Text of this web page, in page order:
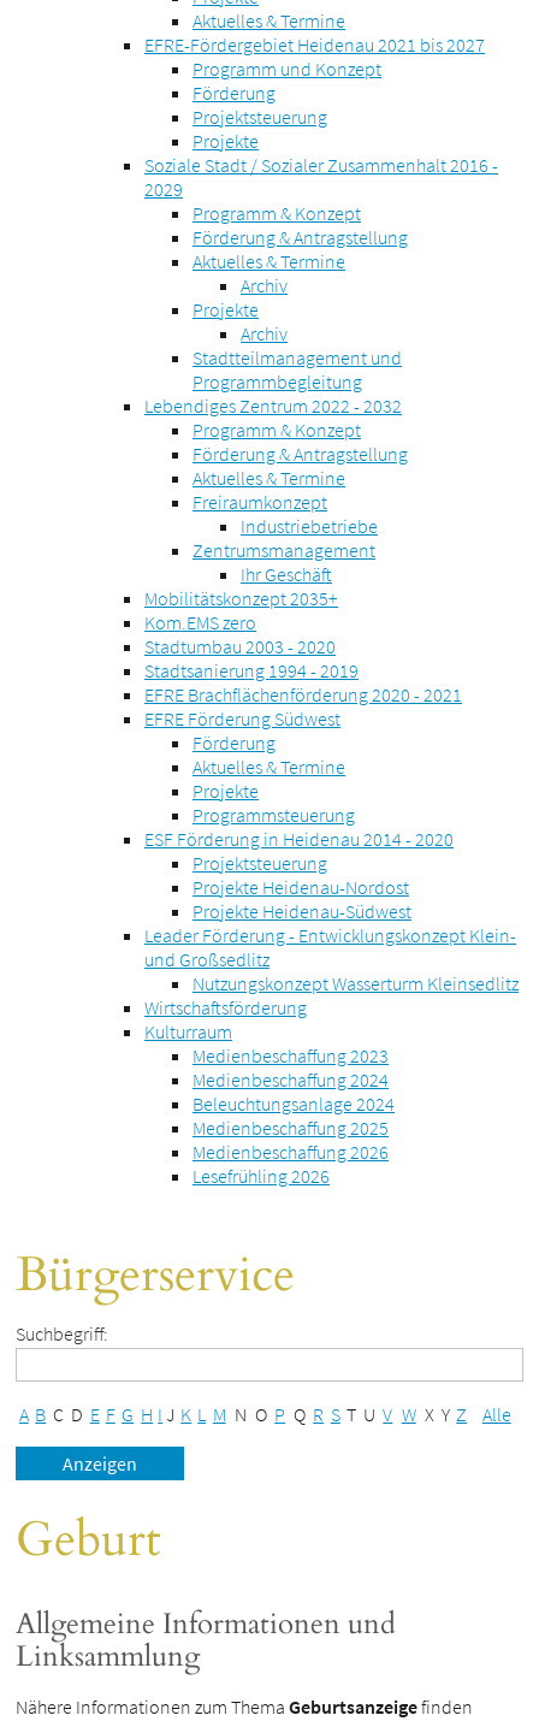
Aktuelles & Termine
EFRE-Fördergebiet Heidenau 2021 bis 2027
Programm und Konzept
Förderung
Projektsteuerung
Projekte
Soziale Stadt / Sozialer Zusammenhalt 2016 -
2029
Programm & Konzept
Förderung & Antragstellung
Aktuelles & Termine
Archiv
Projekte
Archiv
Stadtteilmanagement und
Programmbegleitung
Lebendiges Zentrum 2022 - 2032
Programm & Konzept
Förderung & Antragstellung
Aktuelles & Termine
Freiraumkonzept
Industriebetriebe
Zentrumsmanagement
Ihr Geschäft
Mobilitätskonzept 2035+
Kom.EMS zero
Stadtumbau 2003 - 2020
Stadtsanierung 1994 - 2019
EFRE Brachflächenförderung 2020 - 2021
EFRE Förderung Südwest
Förderung
Aktuelles & Termine
Projekte
Programmsteuerung
ESF Förderung in Heidenau 2014 - 2020
Projektsteuerung
Projekte Heidenau-Nordost
Projekte Heidenau-Südwest
Leader Förderung - Entwicklungskonzept Klein-
und Großsedlitz
Nutzungskonzept Wasserturm Kleinsedlitz
Wirtschaftsförderung
Kulturraum
Medienbeschaffung 2023
Medienbeschaffung 2024
Beleuchtungsanlage 2024
Medienbeschaffung 2025
Medienbeschaffung 2026
Lesefrühling 2026
Bürgerservice
Suchbegriff:
A B C D E F G H I J K L M N O P Q R S T U V W X Y Z Alle
Geburt
Allgemeine Informationen und
Linksammlung
Nähere Informationen zum ThemaGeburtsanzeigefinden